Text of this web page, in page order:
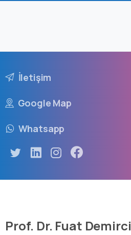
İletişim
Google Map
Whatsapp
Prof. Dr. Fuat Demirci